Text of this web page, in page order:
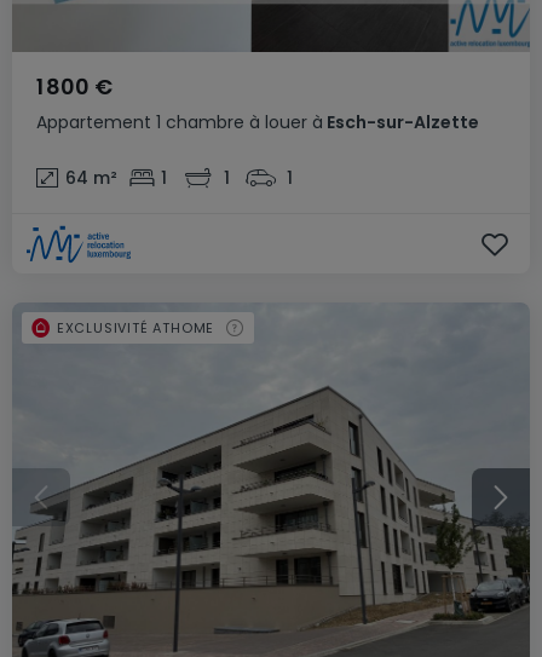
Appartement 1 chambre à louer à Esch-sur-Alzette
1 800 €
64 m² 1 1 1
EXCLUSIVITÉ ATHOME